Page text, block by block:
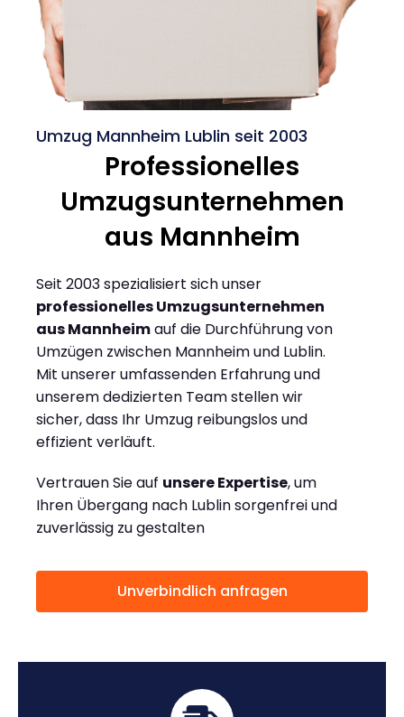
Umzug Mannheim Lublin seit 2003
Professionelles
Umzugsunternehmen
aus Mannheim
Seit 2003 spezialisiert sich unser
professionelles Umzugsunternehmen
aus Mannheimauf die Durchführung von
Umzügen zwischen Mannheim und Lublin.
Mit unserer umfassenden Erfahrung und
unserem dedizierten Team stellen wir
sicher, dass Ihr Umzug reibungslos und
effizient verläuft.
Vertrauen Sie auf unsere Expertise, um
Ihren Übergang nach Lublin sorgenfrei und
zuverlässig zu gestalten
Unverbindlich anfragen